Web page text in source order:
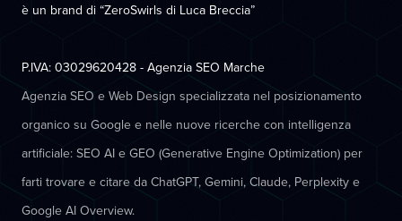
è un brand di “ZeroSwirls di Luca Breccia”
P.IVA: 03029620428 - Agenzia SEO Marche
Agenzia SEO e Web Design specializzata nel posizionamento
organico su Google e nelle nuove ricerche con intelligenza
artificiale: SEO AI e GEO (Generative Engine Optimization) per
farti trovare e citare da ChatGPT, Gemini, Claude, Perplexity e
Google AI Overview.